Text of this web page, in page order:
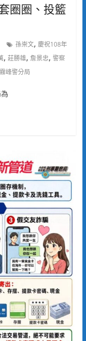
圈圈、投籃
孫崇文, 慶祝108年
, 莊勝雄, 詹景忠, 警察
霧峰警分局